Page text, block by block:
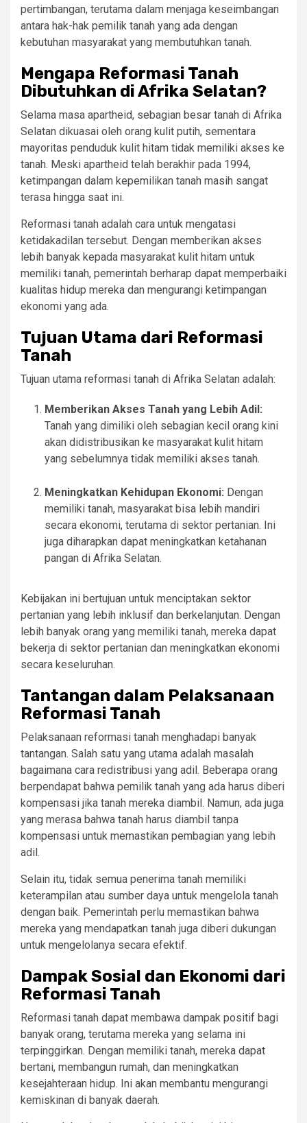
pertimbangan, terutama dalam menjaga keseimbangan
antara hak-hak pemilik tanah yang ada dengan
kebutuhan masyarakat yang membutuhkan tanah.
Mengapa Reformasi Tanah
Dibutuhkan di Afrika Selatan?
Selama masa apartheid, sebagian besar tanah di Afrika
Selatan dikuasai oleh orang kulit putih, sementara
mayoritas penduduk kulit hitam tidak memiliki akses ke
tanah. Meski apartheid telah berakhir pada 1994,
ketimpangan dalam kepemilikan tanah masih sangat
terasa hingga saat ini.
Reformasi tanah adalah cara untuk mengatasi
ketidakadilan tersebut. Dengan memberikan akses
lebih banyak kepada masyarakat kulit hitam untuk
memiliki tanah, pemerintah berharap dapat memperbaiki
kualitas hidup mereka dan mengurangi ketimpangan
ekonomi yang ada.
Tujuan Utama dari Reformasi
Tanah
Tujuan utama reformasi tanah di Afrika Selatan adalah:
Memberikan Akses Tanah yang Lebih Adil:
Tanah yang dimiliki oleh sebagian kecil orang kini
akan didistribusikan ke masyarakat kulit hitam
yang sebelumnya tidak memiliki akses tanah.
Meningkatkan Kehidupan Ekonomi: Dengan
memiliki tanah, masyarakat bisa lebih mandiri
secara ekonomi, terutama di sektor pertanian. Ini
juga diharapkan dapat meningkatkan ketahanan
pangan di Afrika Selatan.
Kebijakan ini bertujuan untuk menciptakan sektor
pertanian yang lebih inklusif dan berkelanjutan. Dengan
lebih banyak orang yang memiliki tanah, mereka dapat
bekerja di sektor pertanian dan meningkatkan ekonomi
secara keseluruhan.
Tantangan dalam Pelaksanaan
Reformasi Tanah
Pelaksanaan reformasi tanah menghadapi banyak
tantangan. Salah satu yang utama adalah masalah
bagaimana cara redistribusi yang adil. Beberapa orang
berpendapat bahwa pemilik tanah yang ada harus diberi
kompensasi jika tanah mereka diambil. Namun, ada juga
yang merasa bahwa tanah harus diambil tanpa
kompensasi untuk memastikan pembagian yang lebih
adil.
Selain itu, tidak semua penerima tanah memiliki
keterampilan atau sumber daya untuk mengelola tanah
dengan baik. Pemerintah perlu memastikan bahwa
mereka yang mendapatkan tanah juga diberi dukungan
untuk mengelolanya secara efektif.
Dampak Sosial dan Ekonomi dari
Reformasi Tanah
Reformasi tanah dapat membawa dampak positif bagi
banyak orang, terutama mereka yang selama ini
terpinggirkan. Dengan memiliki tanah, mereka dapat
bertani, membangun rumah, dan meningkatkan
kesejahteraan hidup. Ini akan membantu mengurangi
kemiskinan di banyak daerah.